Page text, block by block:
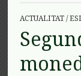
ACTUALITAT /